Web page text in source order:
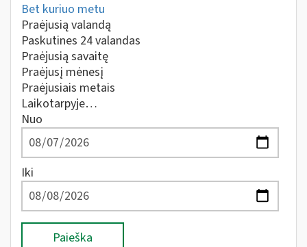
Bet kuriuo metu
Praėjusią valandą
Paskutines 24 valandas
Praėjusią savaitę
Praėjusį mėnesį
Praėjusiais metais
Laikotarpyje…
Nuo
Iki
Paieška